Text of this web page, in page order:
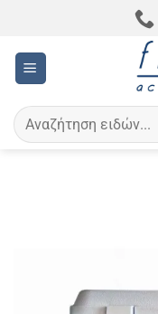
περιεχόμενο
Αναζήτηση
για: